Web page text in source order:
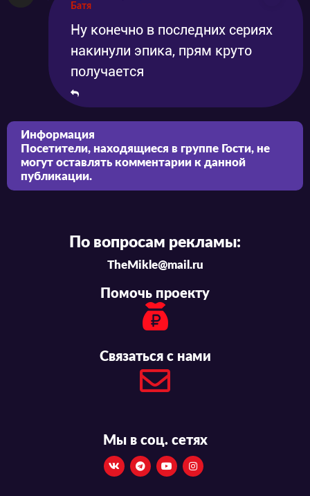
Батя
Ну конечно в последних сериях
накинули эпика, прям круто
получается
Информация
Посетители, находящиеся в группе Гости, не
могут оставлять комментарии к данной
публикации.
По вопросам рекламы:
TheMikle@mail.ru
Помочь проекту
Связаться с нами
Мы в соц. сетях